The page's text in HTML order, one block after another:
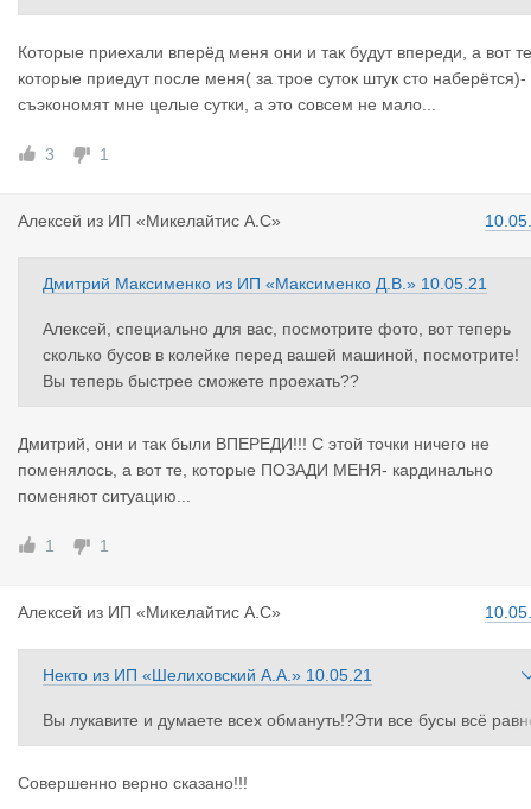
дут раньше и будут стоять в очереди , . только перед вами !
вас !))))
Которые приехали вперёд меня они и так будут впереди, а вот
которые приедут после меня( за трое суток штук сто наберётся)-
съэкономят мне целые сутки, а это совсем не мало...
3 1
Алексей из ИП «Микелайтис А.С»
Дмитрий Максименко из ИП «Максименко Д.В.» 10.05.21
Алексей, специально для вас, посмотрите фото, вот теперь
сколько бусов в колейке перед вашей машиной, посмотрите!
Вы теперь быстрее сможете проехать??
Дмитрий, они и так были ВПЕРЕДИ!!! С этой точки ничего не
поменялось, а вот те, которые ПОЗАДИ МЕНЯ- кардинально
поменяют ситуацию...
1 1
Алексей из ИП «Микелайтис А.С»
Некто из ИП «Шелиховский А.А.» 10.05.21
Вы лукавите и думаете всех обмануть!?Эти все бусы всё
проезжали раньше Алексея ,который несколько суток стоит в к
будут стоять за Алексеем.
Совершенно верно сказано!!!